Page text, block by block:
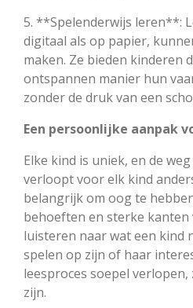
5. **Spelenderwijs leren**:
digitaal als op papier,
maken. Ze bieden kinderen
ontspannen manier hun
zonder de druk van een
Een persoonlijke aanpak
Elke kind is uniek, en de
verloopt voor elk kind
belangrijk om oog te
behoeften en sterke kanten
luisteren naar wat een kind
spelen op zijn of haar
leesproces soepel
zijn.